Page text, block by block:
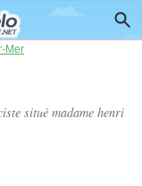
Mer
situé madame henri